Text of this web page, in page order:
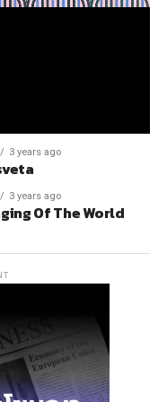
3 years ago
3 years ago
Of The World